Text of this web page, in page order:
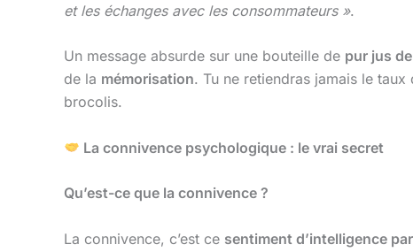
et les échanges avec les consommateurs ».
Un message absurde sur une bouteille de pur jus
de la mémorisation. Tu ne retiendras jamais le
brocolis.
La connivence psychologique : le vrai secret
Qu’est-ce que la connivence ?
La connivence, c’est ce sentiment d’intelligence